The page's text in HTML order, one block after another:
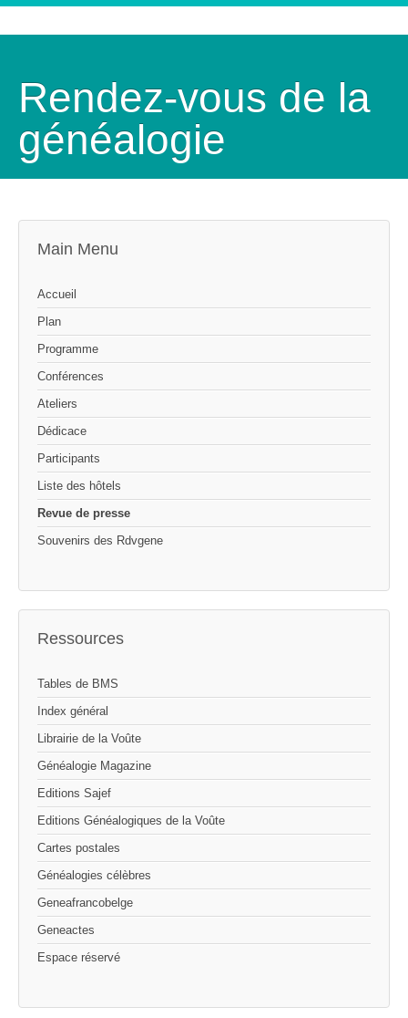
Rendez-vous de la
généalogie
Main Menu
Accueil
Plan
Programme
Conférences
Ateliers
Dédicace
Participants
Liste des hôtels
Revue de presse
Souvenirs des Rdvgene
Ressources
Tables de BMS
Index général
Librairie de la Voûte
Généalogie Magazine
Editions Sajef
Editions Généalogiques de la Voûte
Cartes postales
Généalogies célèbres
Geneafrancobelge
Geneactes
Espace réservé